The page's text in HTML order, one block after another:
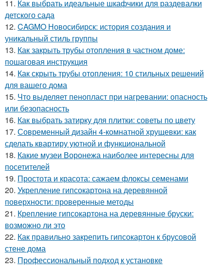
11. Как выбрать идеальные шкафчики для раздевалки
детского сада
12. CAGMO Новосибирск: история создания и
уникальный стиль группы
13. Как закрыть трубы отопления в частном доме:
пошаговая инструкция
14. Как скрыть трубы отопления: 10 стильных решений
для вашего дома
15. Что выделяет пенопласт при нагревании: опасность
или безопасность
16. Как выбрать затирку для плитки: советы по цвету
17. Современный дизайн 4-комнатной хрущевки: как
сделать квартиру уютной и функциональной
18. Какие музеи Воронежа наиболее интересны для
посетителей
19. Простота и красота: сажаем флоксы семенами
20. Укрепление гипсокартона на деревянной
поверхности: проверенные методы
21. Крепление гипсокартона на деревянные бруски:
возможно ли это
22. Как правильно закрепить гипсокартон к брусовой
стене дома
23. Профессиональный подход к установке